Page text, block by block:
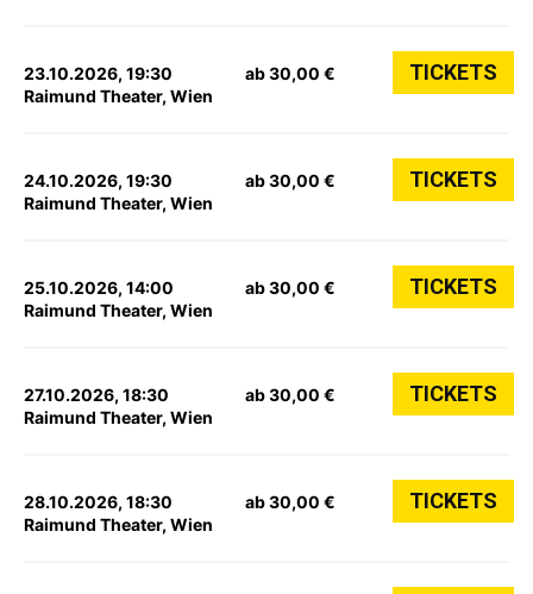
23.10.2026, 19:30
Raimund Theater, Wien
ab 30,00 € TICKETS
24.10.2026, 19:30
Raimund Theater, Wien
ab 30,00 € TICKETS
25.10.2026, 14:00
Raimund Theater, Wien
ab 30,00 € TICKETS
27.10.2026, 18:30
Raimund Theater, Wien
ab 30,00 € TICKETS
28.10.2026, 18:30
Raimund Theater, Wien
ab 30,00 € TICKETS